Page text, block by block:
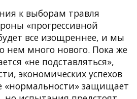
к выборам травля
«прогрессивной
все изощреннее, и мы
нем много нового. Пока же
«не подставляться»,
экономических успехов
«нормальности» защищает